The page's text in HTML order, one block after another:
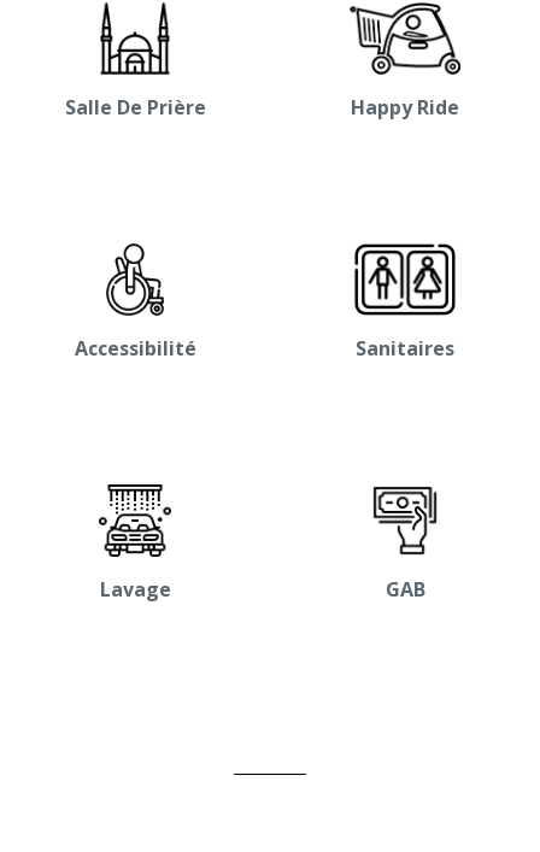
Salle De Prière Happy Ride
Accessibilité Sanitaires
Lavage GAB